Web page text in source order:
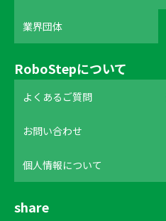
業界団体
RoboStepについて
よくあるご質問
お問い合わせ
個人情報について
share